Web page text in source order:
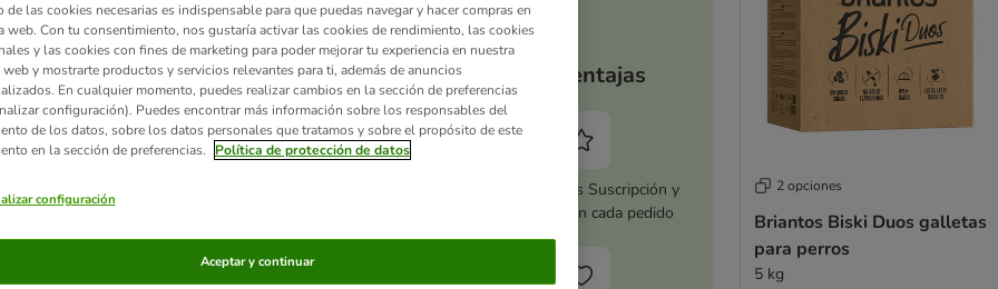
para
perros
Tus ventajas
Activa zooplus Suscripción y
ahorra 5 % en cada pedido
2 opciones
Briantos Biski Duos galletas
para perros
5 kg
de las cookies necesarias es indispensable para que puedas navegar y hacer compras en
web. Con tu consentimiento, nos gustaría activar las cookies de rendimiento, las cookies
y las cookies con fines de marketing para poder mejorar tu experiencia en nuestra
web y mostrarte productos y servicios relevantes para ti, además de anuncios
En cualquier momento, puedes realizar cambios en la sección de preferencias
configuración). Puedes encontrar más información sobre los responsables del
de los datos, sobre los datos personales que tratamos y sobre el propósito de este
en la sección de preferencias.
Política de protección de datos
configuración
Aceptar y continuar